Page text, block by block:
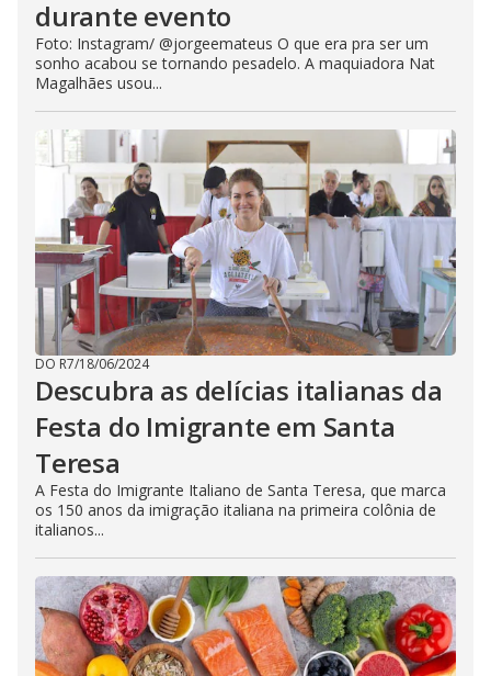
durante evento
Foto: Instagram/ @jorgeemateus O que era pra ser um
sonho acabou se tornando pesadelo. A maquiadora Nat
Magalhães usou...
DO R7/18/06/2024
Descubra as delícias italianas da
Festa do Imigrante em Santa
Teresa
A Festa do Imigrante Italiano de Santa Teresa, que marca
os 150 anos da imigração italiana na primeira colônia de
italianos...